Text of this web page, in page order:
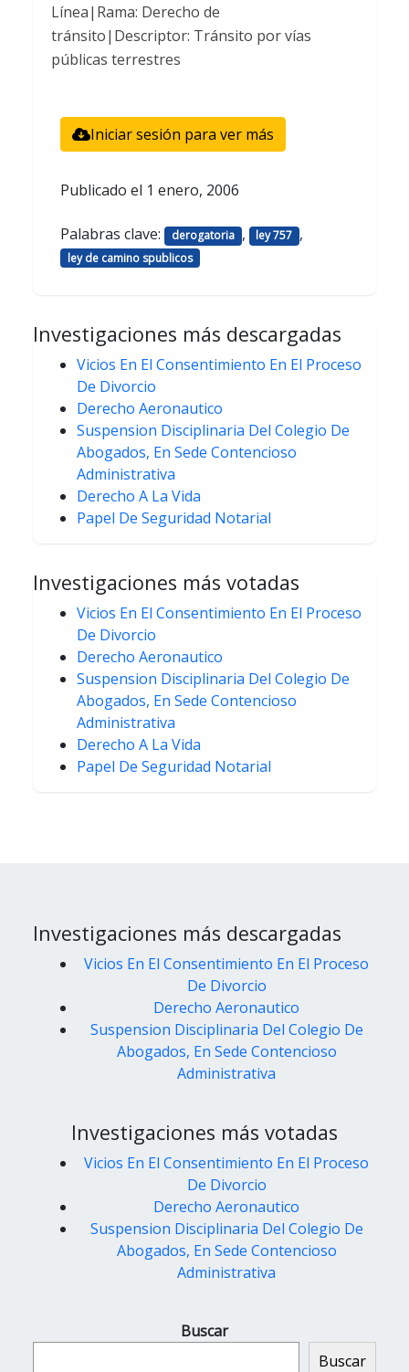
Línea|Rama: Derecho de
tránsito|Descriptor: Tránsito por vías
públicas terrestres
Iniciar sesión para ver más
Publicado el 1 enero, 2006
Palabras clave: derogatoria , ley 757 ,
ley de camino spublicos
Investigaciones más descargadas
Vicios En El Consentimiento En El Proceso
De Divorcio
Derecho Aeronautico
Suspension Disciplinaria Del Colegio De
Abogados, En Sede Contencioso
Administrativa
Derecho A La Vida
Papel De Seguridad Notarial
Investigaciones más votadas
Vicios En El Consentimiento En El Proceso
De Divorcio
Derecho Aeronautico
Suspension Disciplinaria Del Colegio De
Abogados, En Sede Contencioso
Administrativa
Derecho A La Vida
Papel De Seguridad Notarial
Investigaciones más descargadas
Vicios En El Consentimiento En El Proceso
De Divorcio
Derecho Aeronautico
Suspension Disciplinaria Del Colegio De
Abogados, En Sede Contencioso
Administrativa
Investigaciones más votadas
Vicios En El Consentimiento En El Proceso
De Divorcio
Derecho Aeronautico
Suspension Disciplinaria Del Colegio De
Abogados, En Sede Contencioso
Administrativa
Buscar
Buscar